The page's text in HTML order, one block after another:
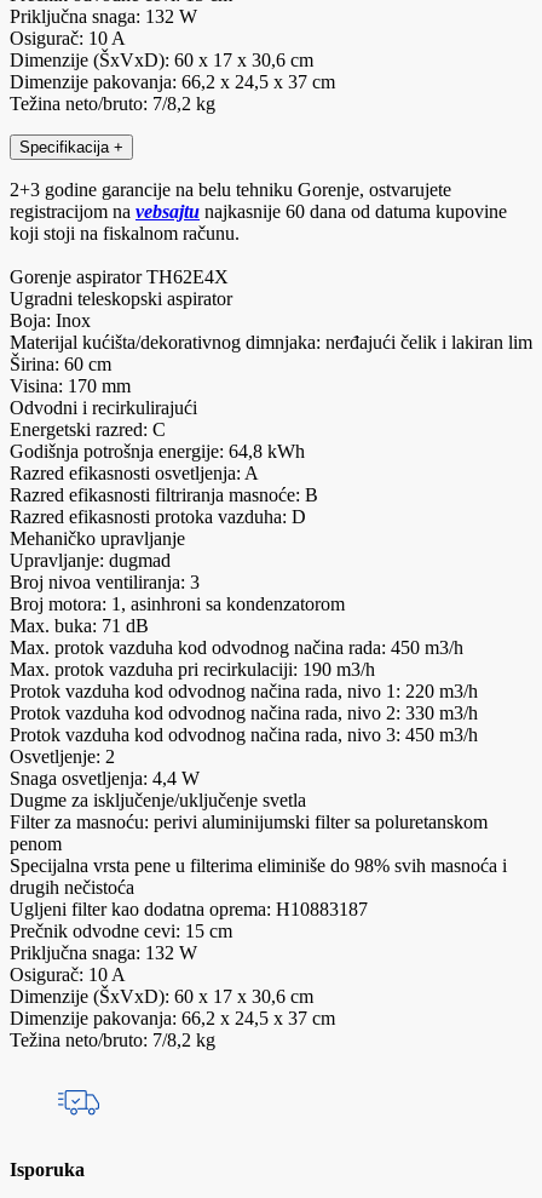
Priključna snaga: 132 W
Osigurač: 10 A
Dimenzije (ŠxVxD): 60 x 17 x 30,6 cm
Dimenzije pakovanja: 66,2 x 24,5 x 37 cm
Težina neto/bruto: 7/8,2 kg
Specifikacija +
2+3 godine garancije na belu tehniku Gorenje, ostvarujete
registracijom na vebsajtu najkasnije 60 dana od datuma kupovine
koji stoji na fiskalnom računu.
Gorenje aspirator TH62E4X
Ugradni teleskopski aspirator
Boja: Inox
Materijal kućišta/dekorativnog dimnjaka: nerđajući čelik i lakiran lim
Širina: 60 cm
Visina: 170 mm
Odvodni i recirkulirajući
Energetski razred: C
Godišnja potrošnja energije: 64,8 kWh
Razred efikasnosti osvetljenja: A
Razred efikasnosti filtriranja masnoće: B
Razred efikasnosti protoka vazduha: D
Mehaničko upravljanje
Upravljanje: dugmad
Broj nivoa ventiliranja: 3
Broj motora: 1, asinhroni sa kondenzatorom
Max. buka: 71 dB
Max. protok vazduha kod odvodnog načina rada: 450 m3/h
Max. protok vazduha pri recirkulaciji: 190 m3/h
Protok vazduha kod odvodnog načina rada, nivo 1: 220 m3/h
Protok vazduha kod odvodnog načina rada, nivo 2: 330 m3/h
Protok vazduha kod odvodnog načina rada, nivo 3: 450 m3/h
Osvetljenje: 2
Snaga osvetljenja: 4,4 W
Dugme za isključenje/uključenje svetla
Filter za masnoću: perivi aluminijumski filter sa poluretanskom
penom
Specijalna vrsta pene u filterima eliminiše do 98% svih masnoća i
drugih nečistoća
Ugljeni filter kao dodatna oprema: H10883187
Prečnik odvodne cevi: 15 cm
Priključna snaga: 132 W
Osigurač: 10 A
Dimenzije (ŠxVxD): 60 x 17 x 30,6 cm
Dimenzije pakovanja: 66,2 x 24,5 x 37 cm
Težina neto/bruto: 7/8,2 kg
Isporuka